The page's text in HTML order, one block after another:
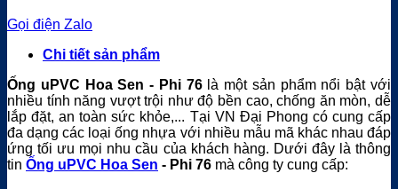
Gọi điện Zalo
Chi tiết sản phẩm
Ống uPVC Hoa Sen - Phi 76là một sản phẩm nổi bật với
nhiều tính năng vượt trội như độ bền cao, chống ăn mòn, dễ
lắp đặt, an toàn sức khỏe,... Tại VN Đại Phong có cung cấp
đa dạng các loại ống nhựa với nhiều mẫu mã khác nhau đáp
ứng tối ưu mọi nhu cầu của khách hàng. Dưới đây là thông
tin Ống uPVC Hoa Sen - Phi 76 mà công ty cung cấp: